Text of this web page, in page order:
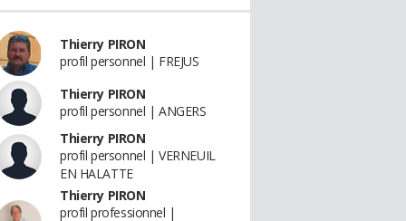
Thierry PIRON
profil personnel | FREJUS
Thierry PIRON
profil personnel | ANGERS
Thierry PIRON
profil personnel | VERNEUIL
EN HALATTE
Thierry PIRON
profil professionnel |